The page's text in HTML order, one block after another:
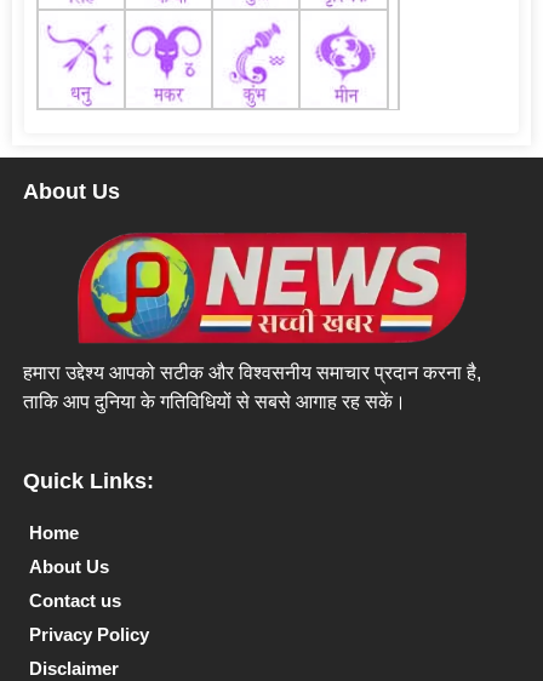
About Us
हमारा उद्देश्य आपको सटीक और विश्वसनीय समाचार प्रदान करना है,
ताकि आप दुनिया के गतिविधियों से सबसे आगाह रह सकें।
Quick Links:
Home
About Us
Contact us
Privacy Policy
Disclaimer